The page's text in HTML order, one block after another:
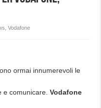
,Vodafone
ormai innumerevoli le
e comunicare.Vodafone